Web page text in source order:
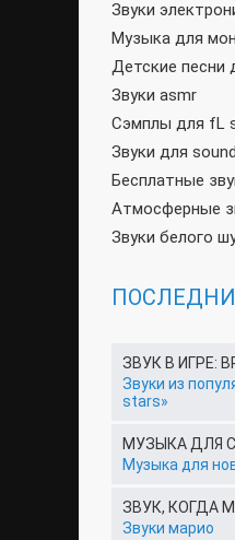
Звуки
Музыка для
Детские песни
Звуки asmr
Сэмплы для fL
Звуки для
Бесплатные
Атмосферные
Звуки белого
ЗВУК В ИГРЕ:
Звуки из
stars»
МУЗЫКА ДЛЯ
Музыка для
ЗВУК, КОГДА
Звуки марио